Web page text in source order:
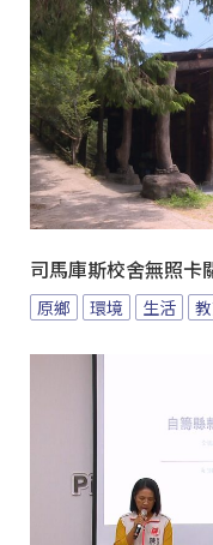
司馬庫斯校舍無照卡
原鄉 環境 生活